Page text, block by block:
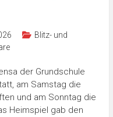
Blitz- und
der Grundschule
am Samstag die
und am Sonntag die
Heimspiel gab den